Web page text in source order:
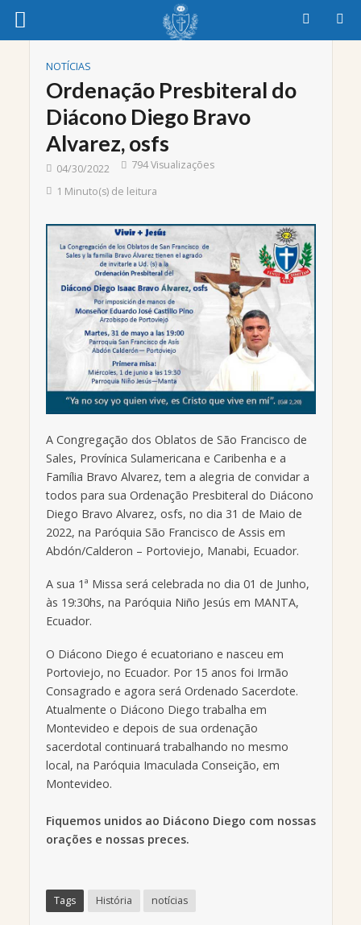
NOTÍCIAS
Ordenação Presbiteral do
Diácono Diego Bravo
Alvarez, osfs
04/30/2022
794 Visualizações
1 Minuto(s) de leitura
A Congregação dos Oblatos de São Francisco de
Sales, Provínica Sulamericana e Caribenha e a
Família Bravo Alvarez, tem a alegria de convidar a
todos para sua Ordenação Presbiteral do Diácono
Diego Bravo Alvarez, osfs, no dia 31 de Maio de
2022, na Paróquia São Francisco de Assis em
Abdón/Calderon – Portoviejo, Manabi, Ecuador.
A sua 1ª Missa será celebrada no dia 01 de Junho,
às 19:30hs, na Paróquia Niño Jesús em MANTA,
Ecuador.
O Diácono Diego é ecuatoriano e nasceu em
Portoviejo, no Ecuador. Por 15 anos foi Irmão
Consagrado e agora será Ordenado Sacerdote.
Atualmente o Diácono Diego trabalha em
Montevideo e depois de sua ordenação
sacerdotal continuará trabalhando no mesmo
local, na Paróquia Imaculada Conseição, em
Montevideo.
Fiquemos unidos ao Diácono Diego com nossas
orações e nossas preces.
Tags História notícias